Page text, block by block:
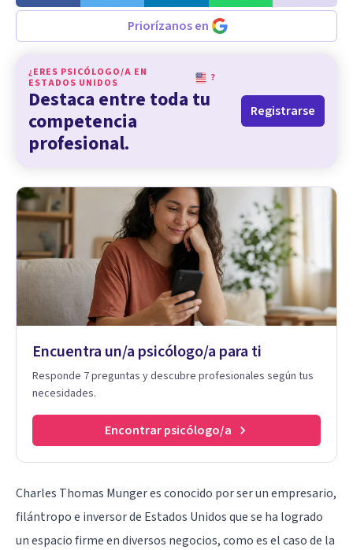
Priorízanos en
¿ERES PSICÓLOGO/A EN
ESTADOS UNIDOS
?
Destaca entre toda tu
competencia
profesional.
Registrarse
Encuentra un/a psicólogo/a para ti
Responde 7 preguntas y descubre profesionales según tus
necesidades.
Encontrar psicólogo/a
Charles Thomas Munger es conocido por ser un empresario,
filántropo e inversor de Estados Unidos que se ha logrado
un espacio firme en diversos negocios, como es el caso de la